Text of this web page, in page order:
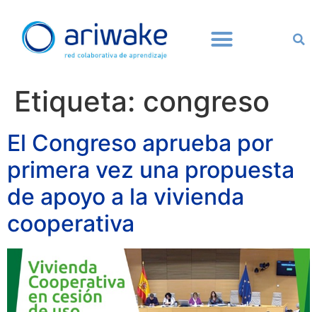
Etiqueta: congreso
El Congreso aprueba por
primera vez una propuesta
de apoyo a la vivienda
cooperativa